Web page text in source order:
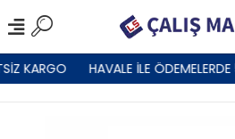
KARGO HAVALE İLE ÖDEMELERDE